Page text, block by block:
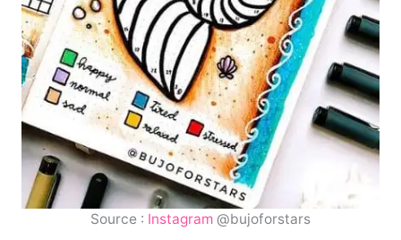
Source : Instagram @bujoforstars